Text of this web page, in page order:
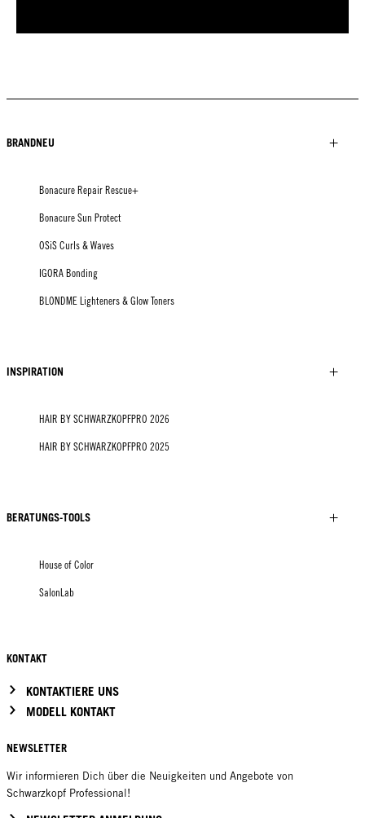
BRANDNEU
Bonacure Repair Rescue+
Bonacure Sun Protect
OSiS Curls & Waves
IGORA Bonding
BLONDME Lighteners & Glow Toners
INSPIRATION
HAIR BY SCHWARZKOPFPRO 2026
HAIR BY SCHWARZKOPFPRO 2025
BERATUNGS-TOOLS
House of Color
SalonLab
KONTAKT
KONTAKTIERE UNS
MODELL KONTAKT
NEWSLETTER
Wir informieren Dich über die Neuigkeiten und Angebote von
Schwarzkopf Professional!